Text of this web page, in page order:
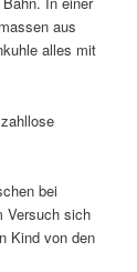
aus
alles mit
bei
Versuch sich
Kind von den